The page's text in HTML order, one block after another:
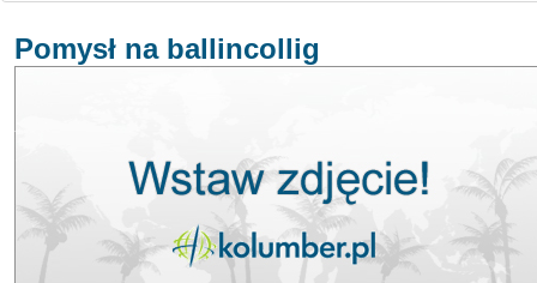
Pomysł na ballincollig